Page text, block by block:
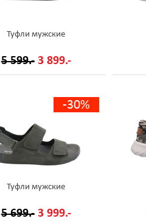
Туфли мужские
5 599.- 3 899.-
-30%
Туфли мужские
5 699.- 3 999.-